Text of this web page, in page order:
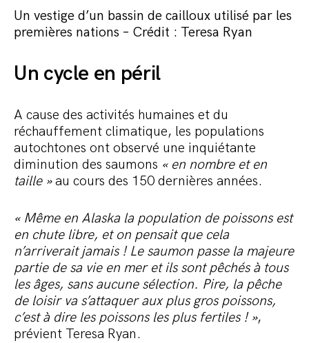
Un vestige d’un bassin de cailloux utilisé par les
premières nations – Crédit : Teresa Ryan
Un cycle en péril
A cause des activités humaines et du
réchauffement climatique, les populations
autochtones ont observé une inquiétante
diminution des saumons « en nombre et en
taille »au cours des 150 dernières années.
« Même en Alaska la population de poissons est
en chute libre, et on pensait que cela
n’arriverait jamais ! Le saumon passe la majeure
partie de sa vie en mer et ils sont pêchés à tous
les âges, sans aucune sélection. Pire, la pêche
de loisir va s’attaquer aux plus gros poissons,
c’est à dire les poissons les plus fertiles ! »,
prévient Teresa Ryan.